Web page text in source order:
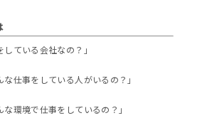
ている会社なの？」
仕事をしている人がいるの？」
環境で仕事をしているの？」